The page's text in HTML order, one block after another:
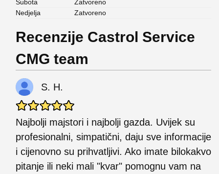
Subota
Zatvoreno
Nedjelja
Zatvoreno
Recenzije Castrol Service
CMG team
S. H.
Najbolji majstori i najbolji gazda. Uvijek su
profesionalni, simpatični, daju sve informacije
i cijenovno su prihvatljivi. Ako imate bilokakvo
pitanje ili neki mali "kvar" pomognu vam na